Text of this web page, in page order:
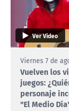
Ver Video
Viernes 7 de
Vuelven los
juegos:
personaje
"El Medio